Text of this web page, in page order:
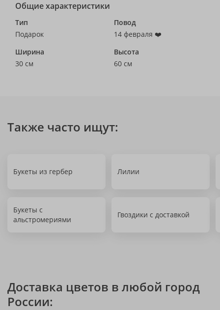
Общие характеристики
Тип
Подарок
Повод
14 февраля ❤️
Ширина
30 см
Высота
60 см
Также часто ищут:
Букеты из гербер Лилии
Букеты с
альстромериями
Гвоздики с доставкой
Доставка цветов в любой город
России: